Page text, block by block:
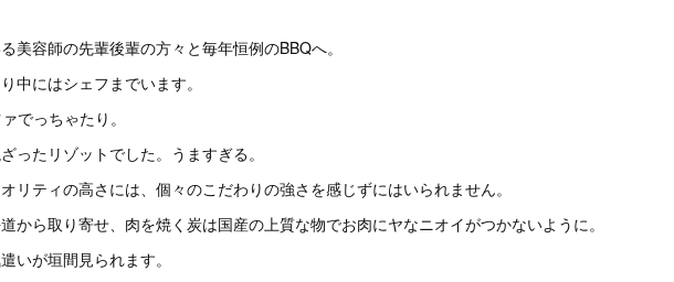
美容師の先輩後輩の方々と毎年恒例のBBQへ。
中にはシェフまでいます。
でっちゃたり。
ったリゾットでした。うますぎる。
リティの高さには、個々のこだわりの強さを感じずにはいられません。
から取り寄せ、肉を焼く炭は国産の上質な物でお肉にヤなニオイがつかないように。
いが垣間見られます。